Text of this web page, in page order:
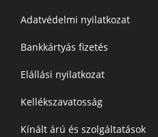
Adatvédelmi nyilatkozat
Bankkártyás fizetés
Elállási nyilatkozat
Kellékszavatosság
Kínált árú és szolgáltatások